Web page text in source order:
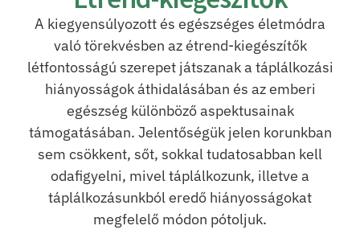
A kiegyensúlyozott és egészséges életmódra
való törekvésben az étrend-kiegészítők
létfontosságú szerepet játszanak a táplálkozási
hiányosságok áthidalásában és az emberi
egészség különböző aspektusainak
támogatásában. Jelentőségük jelen korunkban
sem csökkent, sőt, sokkal tudatosabban kell
odafigyelni, mivel táplálkozunk, illetve a
táplálkozásunkból eredő hiányosságokat
megfelelő módon pótoljuk.